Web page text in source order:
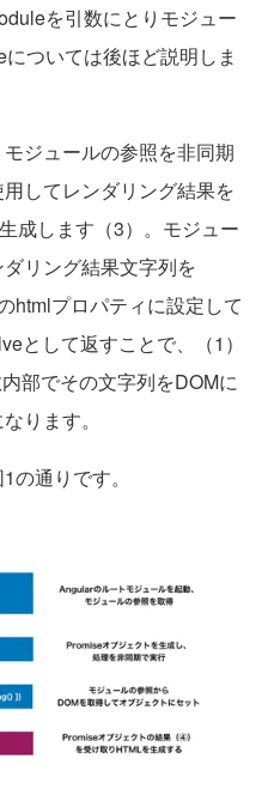
を引数にとりモジュー
ついては後ほど説明しま
ジュールの参照を非同期
してレンダリング結果を
成します（3）。モジュー
リング結果文字列を
htmlプロパティに設定して
として返すことで、（1）
部でその文字列をDOMに
ります。
通りです。